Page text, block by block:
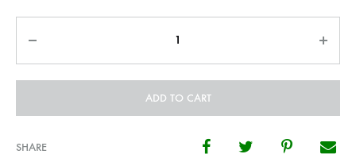
ADD TO CART
SHARE